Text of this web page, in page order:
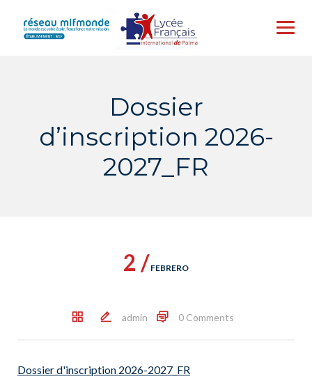
content
Dossier
d’inscription 2026-
2027_FR
2 / FEBRERO
admin 0 Comments
Dossier d'inscription 2026-2027_FR